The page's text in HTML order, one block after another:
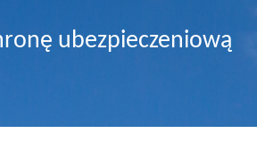
ubezpieczeniową